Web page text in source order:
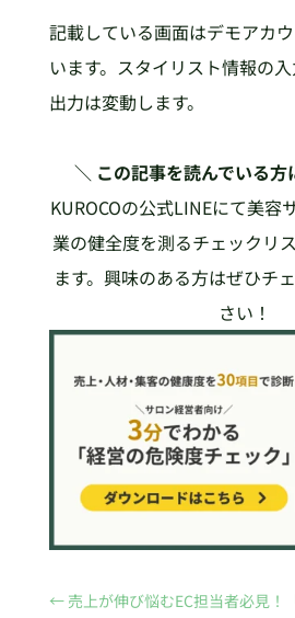
記載している画面はデモアカ
います。スタイリスト情報の入
出力は変動します。
＼ この記事を読んでいる
KUROCOの公式LINEにて美容
業の健全度を測るチェックリ
ます。興味のある方はぜひチ
さい！
← 売上が伸び悩むEC担当者必見！